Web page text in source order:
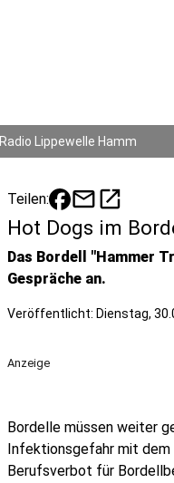
Radio Lippewelle Hamm
Teilen: mailopen_in_new
Hot Dogs im
Das Bordell "Hammer
Gespräche an.
Veröffentlicht: Dienstag,
Anzeige
Bordelle müssen weiter
Infektionsgefahr mit dem
Berufsverbot für